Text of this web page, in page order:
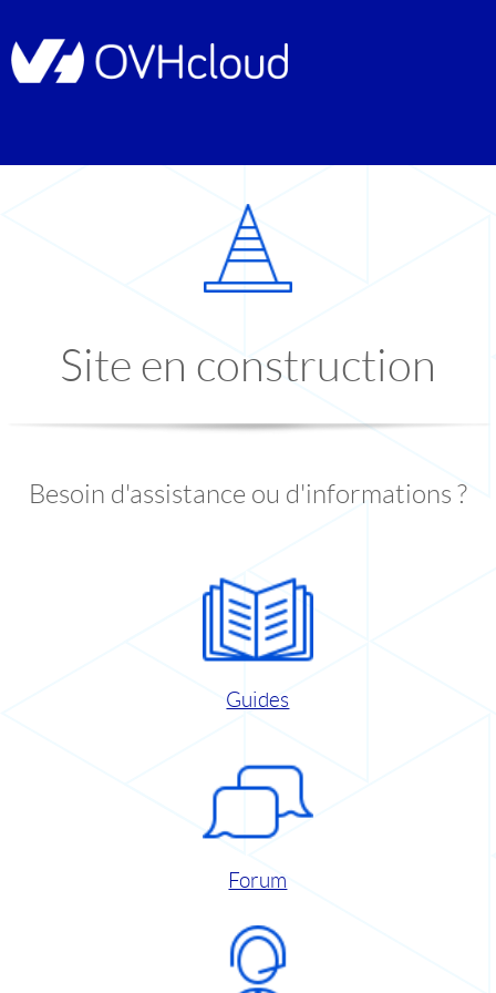
Site en construction
Besoin d'assistance ou d'informations ?
Guides
Forum